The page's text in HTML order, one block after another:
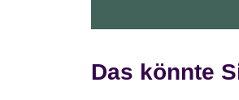
Das könnte